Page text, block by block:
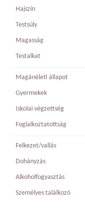
Hajszín
Testsúly
Magasság
Testalkat
Magánéleti állapot
Gyermekek
Iskolai végzettség
Foglalkoztatottság
Felkezet/vallás
Dohányzás
Alkoholfogyasztás
Személyes találkozó